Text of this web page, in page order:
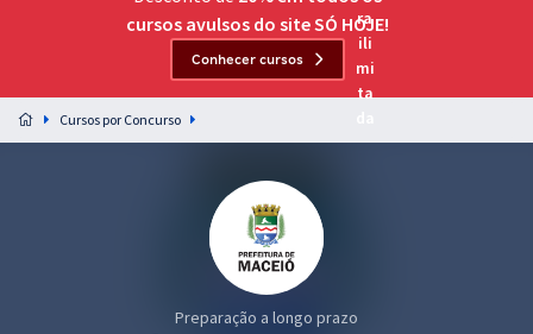
Preparação completa e intensiva para as principais
residências em saúde do Brasil
cursos avulsos do site SÓ HOJE!
Conhecer cursos
Cursos por Concurso
Preparação a longo prazo